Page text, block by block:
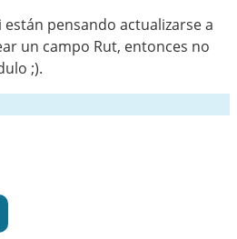
pensando actualizarse a
un campo Rut, entonces no
;).